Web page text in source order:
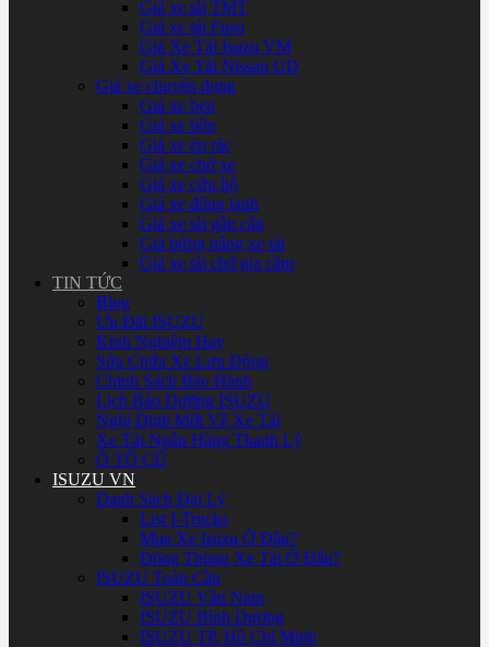
Giá xe tải TMT
Giá xe tải Fuso
Giá Xe Tải Isuzu VM
Giá Xe Tải Nissan UD
Giá xe chuyên dụng
Giá xe ben
Giá xe bồn
Giá xe ép rác
Giá xe chở xe
Giá xe cứu hộ
Giá xe đông lạnh
Giá xe tải gắn cẩu
Giá bửng nâng xe tải
Giá xe tải chở gia cầm
TIN TỨC
Blog
Ưu Đãi ISUZU
Kinh Nghiệm Hay
Sửa Chữa Xe Lưu Động
Chính Sách Bảo Hành
Lịch Bảo Dưỡng ISUZU
Nghị Định Mới Về Xe Tải
Xe Tải Ngân Hàng Thanh Lý
Ô TÔ CŨ
ISUZU VN
Danh Sách Đại Lý
List I-Trucks
Mua Xe Isuzu Ở Đâu?
Đóng Thùng Xe Tải Ở Đâu?
ISUZU Toàn Cầu
ISUZU Vân Nam
ISUZU Bình Dương
ISUZU TP. Hồ Chí Minh